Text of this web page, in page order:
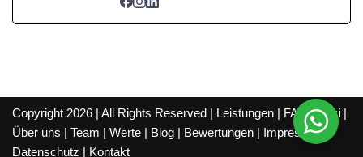
Copyright 2026 | All Rights Reserved | Leistungen | FAQ|Wiki |
Über uns | Team | Werte | Blog | Bewertungen | Impressum|
Datenschutz | Kontakt